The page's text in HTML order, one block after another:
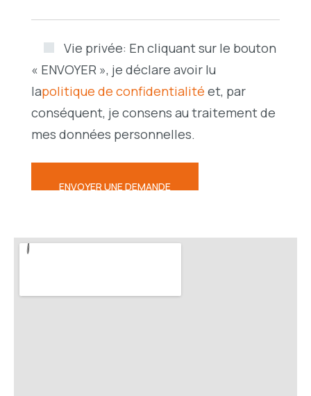
Vie privée: En cliquant sur le bouton
« ENVOYER », je déclare avoir lu
lapolitique de confidentialité et, par
conséquent, je consens au traitement de
mes données personnelles.